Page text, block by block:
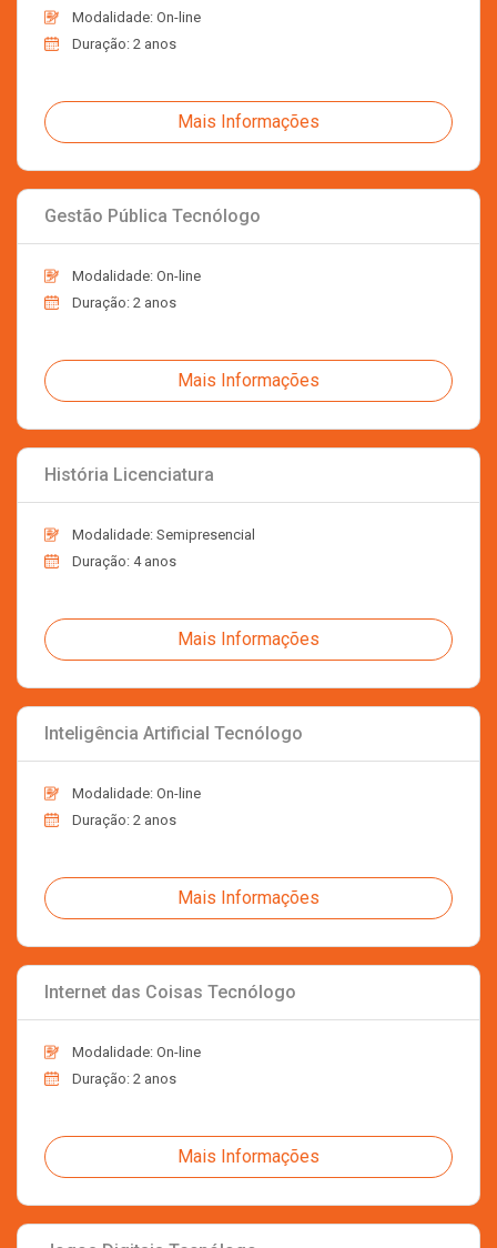
Modalidade: On-line
Duração: 2 anos
Mais Informações
Gestão Pública Tecnólogo
Modalidade: On-line
Duração: 2 anos
Mais Informações
História Licenciatura
Modalidade: Semipresencial
Duração: 4 anos
Mais Informações
Inteligência Artificial Tecnólogo
Modalidade: On-line
Duração: 2 anos
Mais Informações
Internet das Coisas Tecnólogo
Modalidade: On-line
Duração: 2 anos
Mais Informações